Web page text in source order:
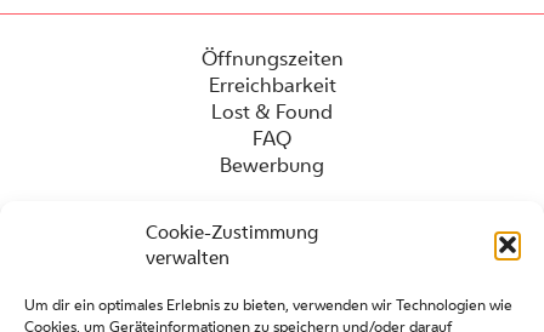
Cookie-Zustimmung
verwalten
Um dir ein optimales Erlebnis zu bieten, verwenden wir Technologien wie
Cookies, um Geräteinformationen zu speichern und/oder darauf
Öffnungszeiten
Erreichbarkeit
Lost & Found
FAQ
Bewerbung